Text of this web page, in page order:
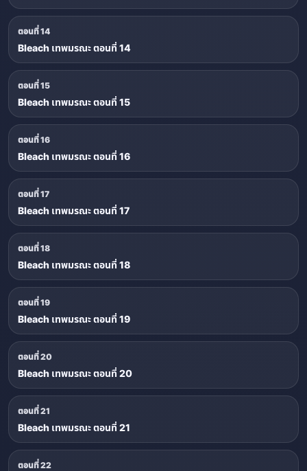
ตอนที่ 14
Bleach เทพมรณะ ตอนที่ 14
ตอนที่ 15
Bleach เทพมรณะ ตอนที่ 15
ตอนที่ 16
Bleach เทพมรณะ ตอนที่ 16
ตอนที่ 17
Bleach เทพมรณะ ตอนที่ 17
ตอนที่ 18
Bleach เทพมรณะ ตอนที่ 18
ตอนที่ 19
Bleach เทพมรณะ ตอนที่ 19
ตอนที่ 20
Bleach เทพมรณะ ตอนที่ 20
ตอนที่ 21
Bleach เทพมรณะ ตอนที่ 21
ตอนที่ 22